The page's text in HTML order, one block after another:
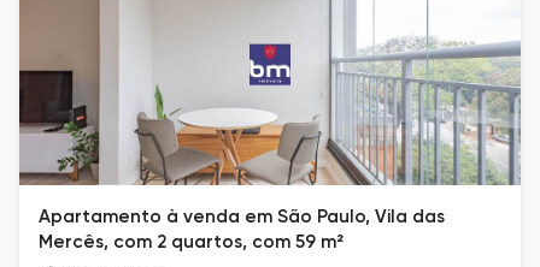
Apartamento à venda em São Paulo, Vila das
Mercês, com 2 quartos, com 59 m²